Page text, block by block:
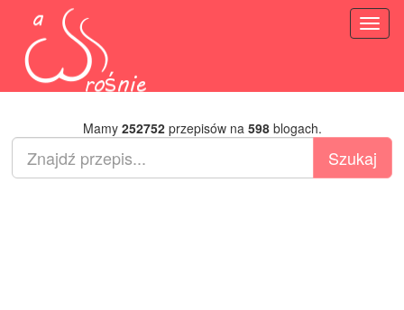
Mamy 252752przepisów na 598blogach.